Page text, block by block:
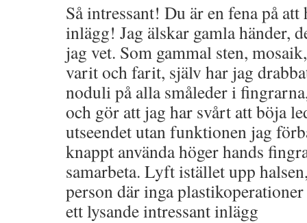
Så intressant! Du är en fena på att
inlägg! Jag älskar gamla händer,
jag vet. Som gammal sten,
varit och farit, själv har jag
noduli på alla småleder i
och gör att jag har svårt att böja
utseendet utan funktionen jag
knappt använda höger hands
samarbeta. Lyft istället upp
person där inga
ett lysande intressant inlägg